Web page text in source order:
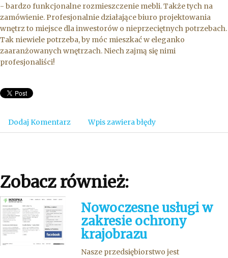
- bardzo funkcjonalne rozmieszczenie mebli. Także tych na
zamówienie. Profesjonalnie działające biuro projektowania
wnętrz to miejsce dla inwestorów o nieprzeciętnych potrzebach.
Tak niewiele potrzeba, by móc mieszkać w eleganko
zaaranżowanych wnętrzach. Niech zajmą się nimi
profesjonaliści!
Dodaj Komentarz Wpis zawiera błędy
Zobacz również:
Nowoczesne usługi w
zakresie ochrony
krajobrazu
Nasze przedsiębiorstwo jest